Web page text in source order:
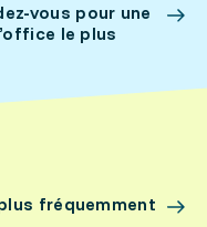
vous pour une
le plus
fréquemment